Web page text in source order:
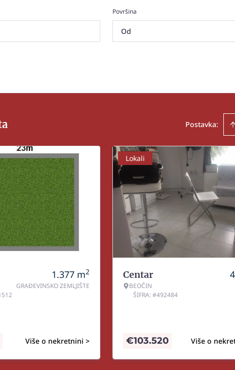
Površina
Postavka:
1.377 m2
GRAĐEVINSKO ZEMLJIŠTE
Više o nekretnini >
Lokali
Centar
BEOČIN
ŠIFRA: #492484
Više o
€103.520